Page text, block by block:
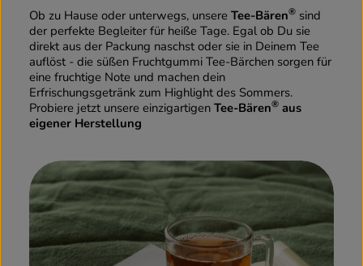
Ob zu Hause oder unterwegs, unsere Tee-Bären® sind
der perfekte Begleiter für heiße Tage. Egal ob Du sie
direkt aus der Packung naschst oder sie in Deinem Tee
auflöst - die süßen Fruchtgummi Tee-Bärchen sorgen für
eine fruchtige Note und machen dein
Erfrischungsgetränk zum Highlight des Sommers.
Probiere jetzt unsere einzigartigen Tee-Bären® aus
eigener Herstellung